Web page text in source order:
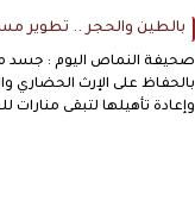
بالطين والحجر .. تطوير
صحيفة النماص اليوم : جسد
بالحفاظ على الإرث الحضاري
وإعادة تأهيلها لتبقى